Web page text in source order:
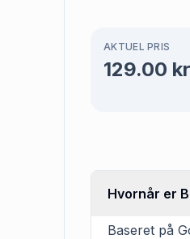
AKTUEL PRIS
129.00 kr
Hvornår er
Baseret på